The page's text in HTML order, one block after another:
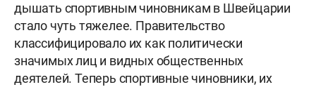
дышать спортивным чиновникам в Швейцарии
стало чуть тяжелее. Правительство
классифицировало их как политически
значимых лиц и видных общественных
деятелей. Теперь спортивные чиновники, их